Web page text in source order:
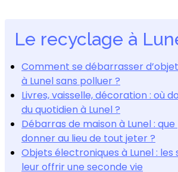
Le recyclage à
Comment se débarrasser
à Lunel sans polluer ?
Livres, vaisselle, décoration : où
du quotidien à Lunel ?
Débarras de maison à Lunel :
donner au lieu de tout jeter ?
Objets électroniques à Lunel : les
leur offrir une seconde vie